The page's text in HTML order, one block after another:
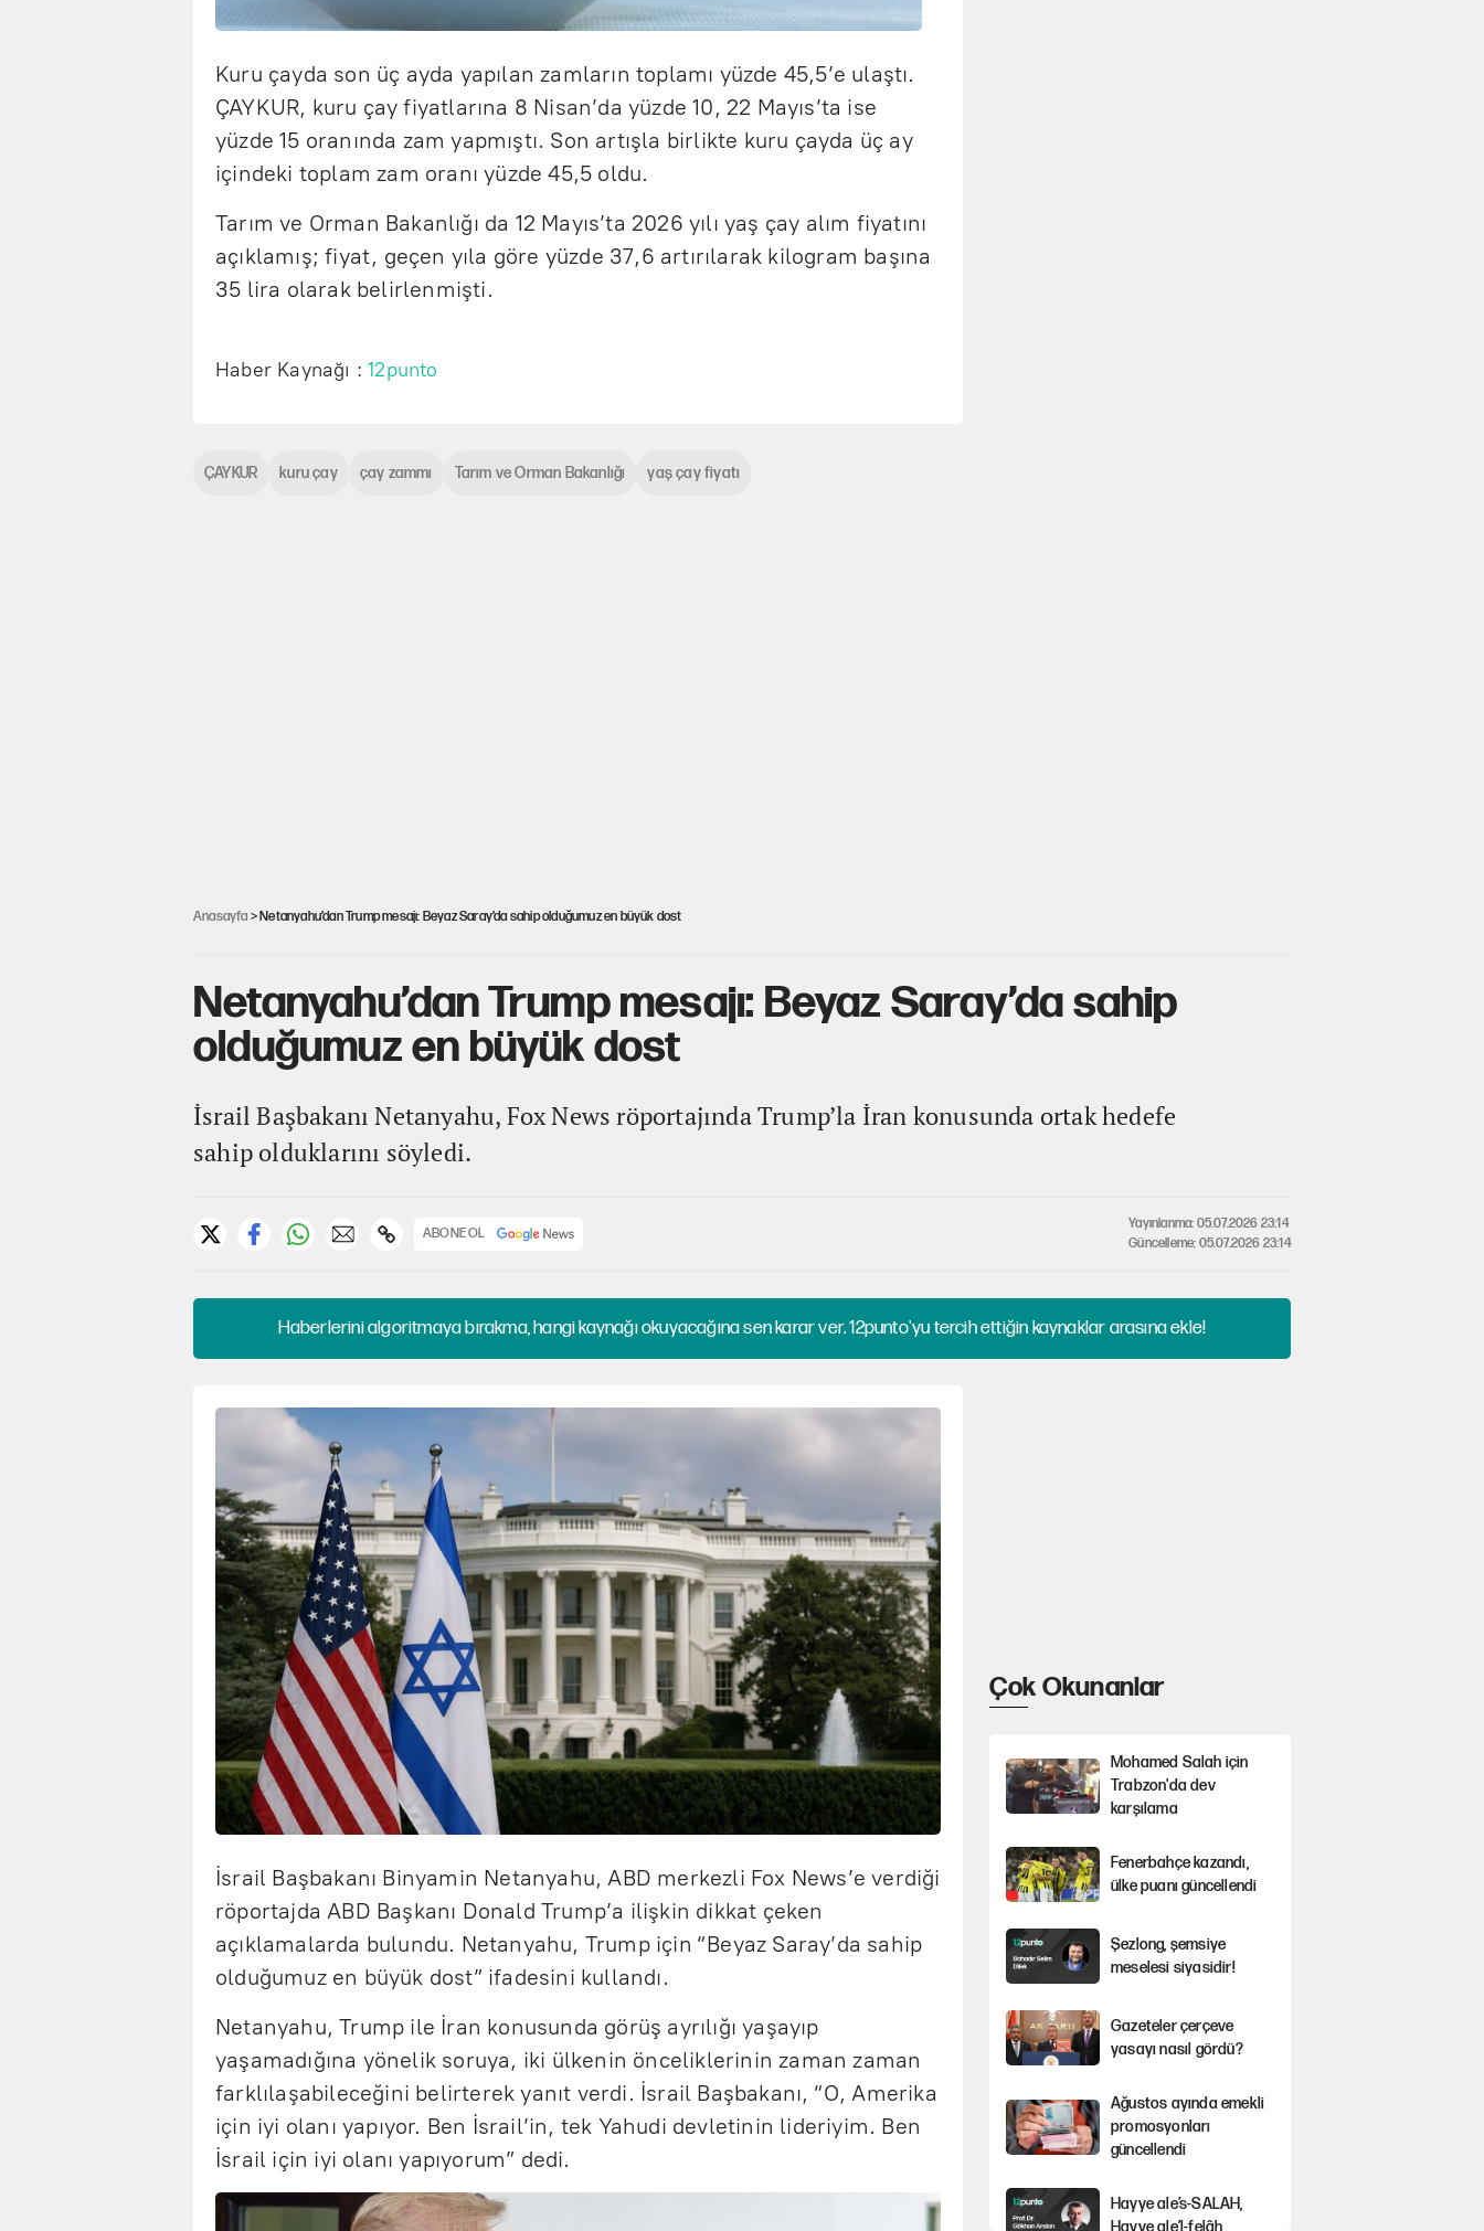
Kuru çayda son üç ayda yapılan zamların toplamı yüzde 45,5’e ulaştı.
ÇAYKUR, kuru çay fiyatlarına 8 Nisan’da yüzde 10, 22 Mayıs’ta ise
yüzde 15 oranında zam yapmıştı. Son artışla birlikte kuru çayda üç ay
içindeki toplam zam oranı yüzde 45,5 oldu.
Tarım ve Orman Bakanlığı da 12 Mayıs’ta 2026 yılı yaş çay alım fiyatını
açıklamış; fiyat, geçen yıla göre yüzde 37,6 artırılarak kilogram başına
35 lira olarak belirlenmişti.
Haber Kaynağı :12punto
ÇAYKUR kuru çay çay zammı Tarım ve Orman Bakanlığı yaş çay fiyatı
Anasayfa > Netanyahu’dan Trump mesajı: Beyaz Saray’da sahip olduğumuz en büyük dost
Netanyahu’dan Trump mesajı: Beyaz Saray’da sahip
olduğumuz en büyük dost
İsrail Başbakanı Netanyahu, Fox News röportajında Trump’la İran konusunda ortak hedefe
sahip olduklarını söyledi.
ABONE OL
Yayınlanma: 05.07.2026 23:14
Güncelleme: 05.07.2026 23:14
Haberlerini algoritmaya bırakma, hangi kaynağı okuyacağına sen karar ver. 12punto'yu tercih ettiğin kaynaklar arasına ekle!
İsrail Başbakanı Binyamin Netanyahu, ABD merkezli Fox News’e verdiği
röportajda ABD Başkanı Donald Trump’a ilişkin dikkat çeken
açıklamalarda bulundu. Netanyahu, Trump için “Beyaz Saray’da sahip
olduğumuz en büyük dost” ifadesini kullandı.
Netanyahu, Trump ile İran konusunda görüş ayrılığı yaşayıp
yaşamadığına yönelik soruya, iki ülkenin önceliklerinin zaman zaman
farklılaşabileceğini belirterek yanıt verdi. İsrail Başbakanı, “O, Amerika
için iyi olanı yapıyor. Ben İsrail’in, tek Yahudi devletinin lideriyim. Ben
İsrail için iyi olanı yapıyorum” dedi.
Çok Okunanlar
Mohamed Salah için
Trabzon'da dev
karşılama
Fenerbahçe kazandı,
ülke puanı güncellendi
Şezlong, şemsiye
meselesi siyasidir!
Gazeteler çerçeve
yasayı nasıl gördü?
Ağustos ayında emekli
promosyonları
güncellendi
Hayye ale’s-SALAH,